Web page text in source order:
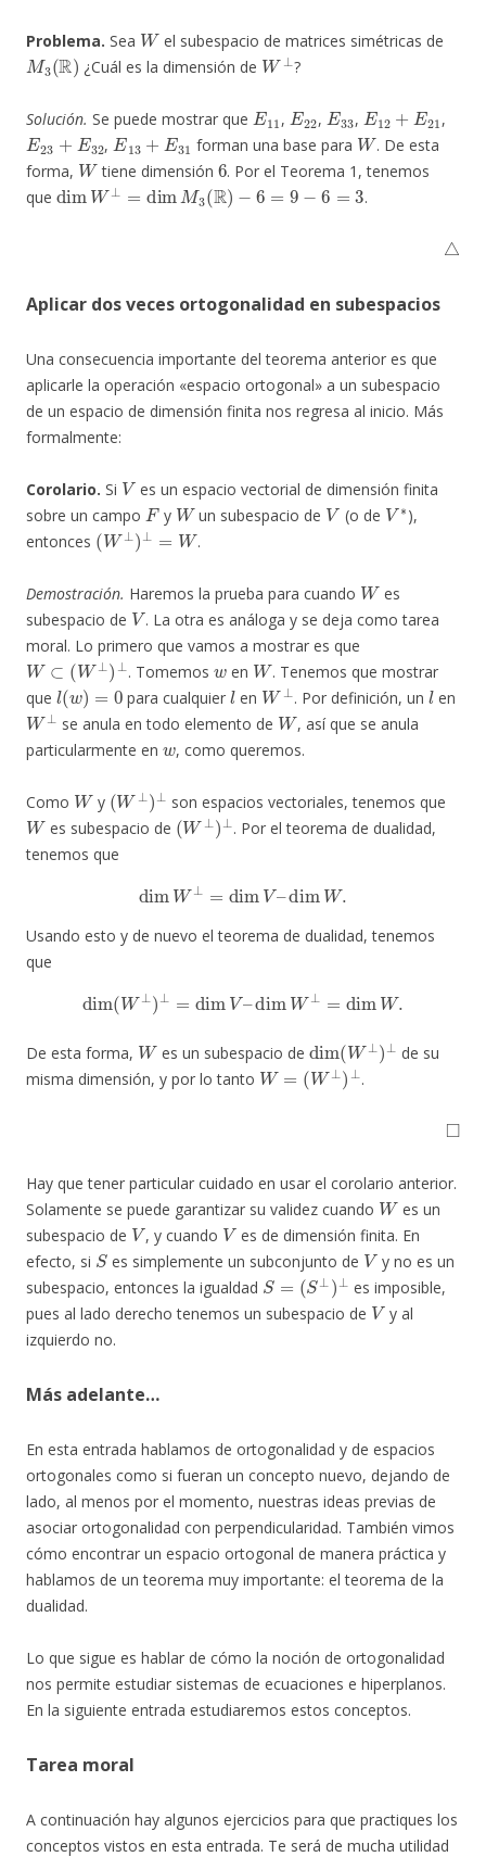
Problema. Sea
W
el subespacio de matrices simétricas de
M3(R)
¿Cuál es la dimensión de
W⊥
?
Solución. Se puede mostrar que
E11
,
E22
,
E33
,
E12 21
,
E23+E32
,
E13+E31
forman una base para
W
. De esta
forma,
W
tiene dimensión
6
. Por el Teorema 1, tenemos
que
dimW⊥= dimM3(R)− 6 =9− 6 =3
.
△
Aplicar dos veces ortogonalidad en subespacios
Una consecuencia importante del teorema anterior es que
aplicarle la operación «espacio ortogonal» a un subespacio
de un espacio de dimensión finita nos regresa al inicio. Más
formalmente:
Corolario. Si
V
es un espacio vectorial de dimensión finita
sobre un campo
F
y
W
un subespacio de
V
(o de
V∗
),
entonces
(W⊥) ⊥ =W
.
Demostración. Haremos la prueba para cuando
W
es
subespacio de
V
. La otra es análoga y se deja como tarea
moral. Lo primero que vamos a mostrar es que
W⊂(W⊥)⊥
. Tomemos
w
en
W
. Tenemos que mostrar
que
l(w)=
para cualquier
l
en
W⊥
. Por definición, un
l
en
W⊥
se anula en todo elemento de
W
, así que se anula
particularmente en
w
, como queremos.
Como
W
y
(W⊥ ) ⊥
son espacios vectoriales, tenemos que
W
es subespacio de
(W⊥)⊥
. Por el teorema de dualidad,
tenemos que
dimW dim V– dim W.
Usando esto y de nuevo el teorema de dualidad, tenemos
que
dim(W ⊥ dimV dim W⊥ dim W.
De esta forma,
W
es un subespacio de
dim (W⊥ ⊥
de su
misma dimensión, y por lo tanto
W= (W⊥)⊥
.
◻
Hay que tener particular cuidado en usar el corolario anterior.
Solamente se puede garantizar su validez cuando
W
es un
subespacio de
V
, y cuando
V
es de dimensión finita. En
efecto, si
S
es simplemente un subconjunto de
V
y no es un
subespacio, entonces la igualdad
S=(S⊥)⊥
es imposible,
pues al lado derecho tenemos un subespacio de
V
y al
izquierdo no.
Más adelante…
En esta entrada hablamos de ortogonalidad y de espacios
ortogonales como si fueran un concepto nuevo, dejando de
lado, al menos por el momento, nuestras ideas previas de
asociar ortogonalidad con perpendicularidad. También vimos
cómo encontrar un espacio ortogonal de manera práctica y
hablamos de un teorema muy importante: el teorema de la
dualidad.
Lo que sigue es hablar de cómo la noción de ortogonalidad
nos permite estudiar sistemas de ecuaciones e hiperplanos.
En la siguiente entrada estudiaremos estos conceptos.
Tarea moral
A continuación hay algunos ejercicios para que practiques los
conceptos vistos en esta entrada. Te será de mucha utilidad